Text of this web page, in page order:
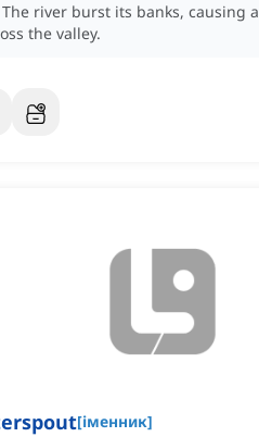
The river burst its banks, causing a
the valley.
[іменник]